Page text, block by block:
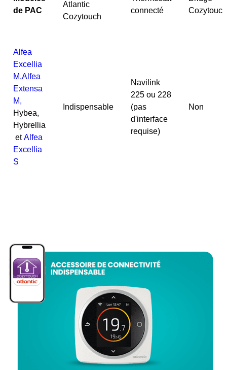
de PAC
Atlantic
Cozytouch
connecté
Cozytouch
Alfea
Excellia
M,Alfea
Extensa
M,
Hybea,
Hybrellia
etAlfea
Excellia
S
Indispensable
Navilink
225 ou 228
(pas
d'interface
requise)
Non